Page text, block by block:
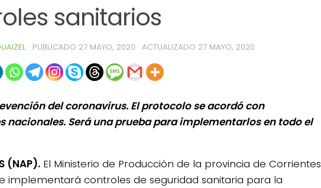
sanitarios
· PUBLICADO 27 MAYO, 2020 · ACTUALIZADO 27 MAYO, 2020
del coronavirus. El protocolo se acordó con
nacionales. Será una prueba para implementarlos en todo el
(NAP). El Ministerio de Producción de la provincia de Corrientes
implementará controles de seguridad sanitaria para la